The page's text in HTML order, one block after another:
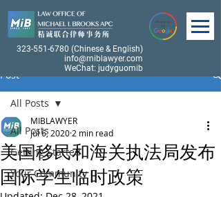
323-551-6780 (Chinese & English)
info@miblawyer.com
WeChat: judyguomib
Post
All Posts
Getting Started
Your Community
All Posts
美国移民和海关执法局发布
国际学生临时政策
MIBLAWYER
Jul 6, 2020 2 min read